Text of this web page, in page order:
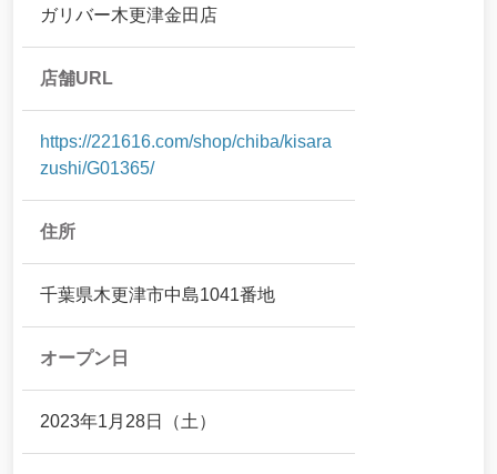
ガリバー木更津金田店
店舗URL
https://221616.com/shop/chiba/kisara
zushi/G01365/
住所
千葉県木更津市中島1041番地
オープン日
2023年1月28日（土）